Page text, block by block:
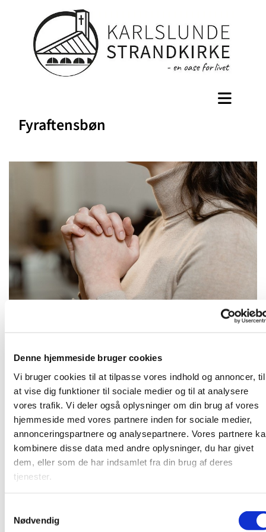
Denne hjemmeside bruger cookies
Vi bruger cookies til at tilpasse vores indhold og annoncer, til
at vise dig funktioner til sociale medier og til at analysere
vores trafik. Vi deler også oplysninger om din brug af vores
hjemmeside med vores partnere inden for sociale medier,
annonceringspartnere og analysepartnere. Vores partnere
kombinere disse data med andre oplysninger, du har givet
dem, eller som de har indsamlet fra din brug af deres
tjenester.
Nødvendig
Fyraftensbøn
Tirsdag 20. juli 2027, kl. 16:30
Kom og vær med til at bede for kirken, for samfundet og
alt, hvad vi finder tilskyndelse til - i et lille fællesskab. Vi
mødes i pejsestuen.
Du vil måske også kunne lide...